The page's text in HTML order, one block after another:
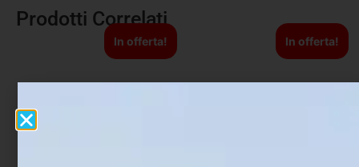
Prodotti Correlati
In offerta! In offerta!